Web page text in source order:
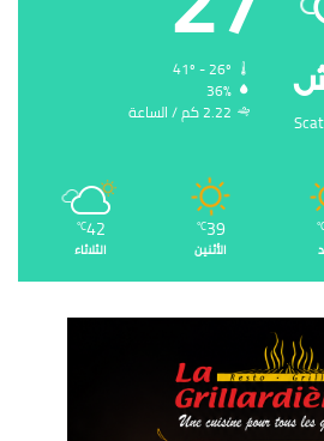
36%
2.22 ‏كم / الساعة
39
℃
الأثنين
42
℃
الثلاثاء